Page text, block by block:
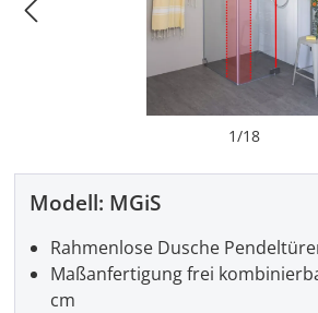
1/18
Modell: MGiS
Rahmenlose Dusche
Maßanfertigung frei
cm